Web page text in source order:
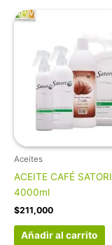
Aceites
ACEITE CAFÉ SATORI
4000ml
$211,000
Añadir al carrito